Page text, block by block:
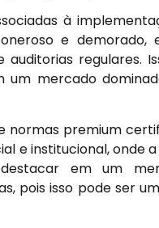
à
e demorado,
auditorias regulares.
um mercado
normas premium
e institucional, onde
em um
pois isso pode ser